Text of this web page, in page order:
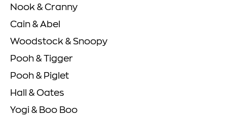
Nook & Cranny
Cain & Abel
Woodstock & Snoopy
Pooh & Tigger
Pooh & Piglet
Hall & Oates
Yogi & Boo Boo